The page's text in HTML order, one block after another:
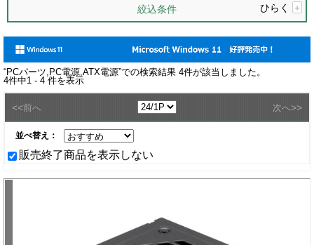
絞込条件 ひらく +
“PCパーツ,PC電源,ATX電源”での検索結果 4件が該当しました。
4件中1 - 4 件を表示
<<前へ 次へ>>
並べ替え：
販売終了商品を表示しない